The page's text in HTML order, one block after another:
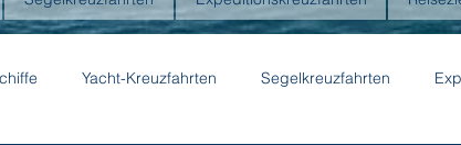
Yacht-Kreuzfahrten Segelkreuzfahrten